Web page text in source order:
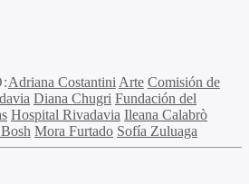
Adriana Costantini Arte Comisión de
Diana Chugri Fundación del
Hospital Rivadavia Ileana Calabrò
Mora Furtado Sofía Zuluaga